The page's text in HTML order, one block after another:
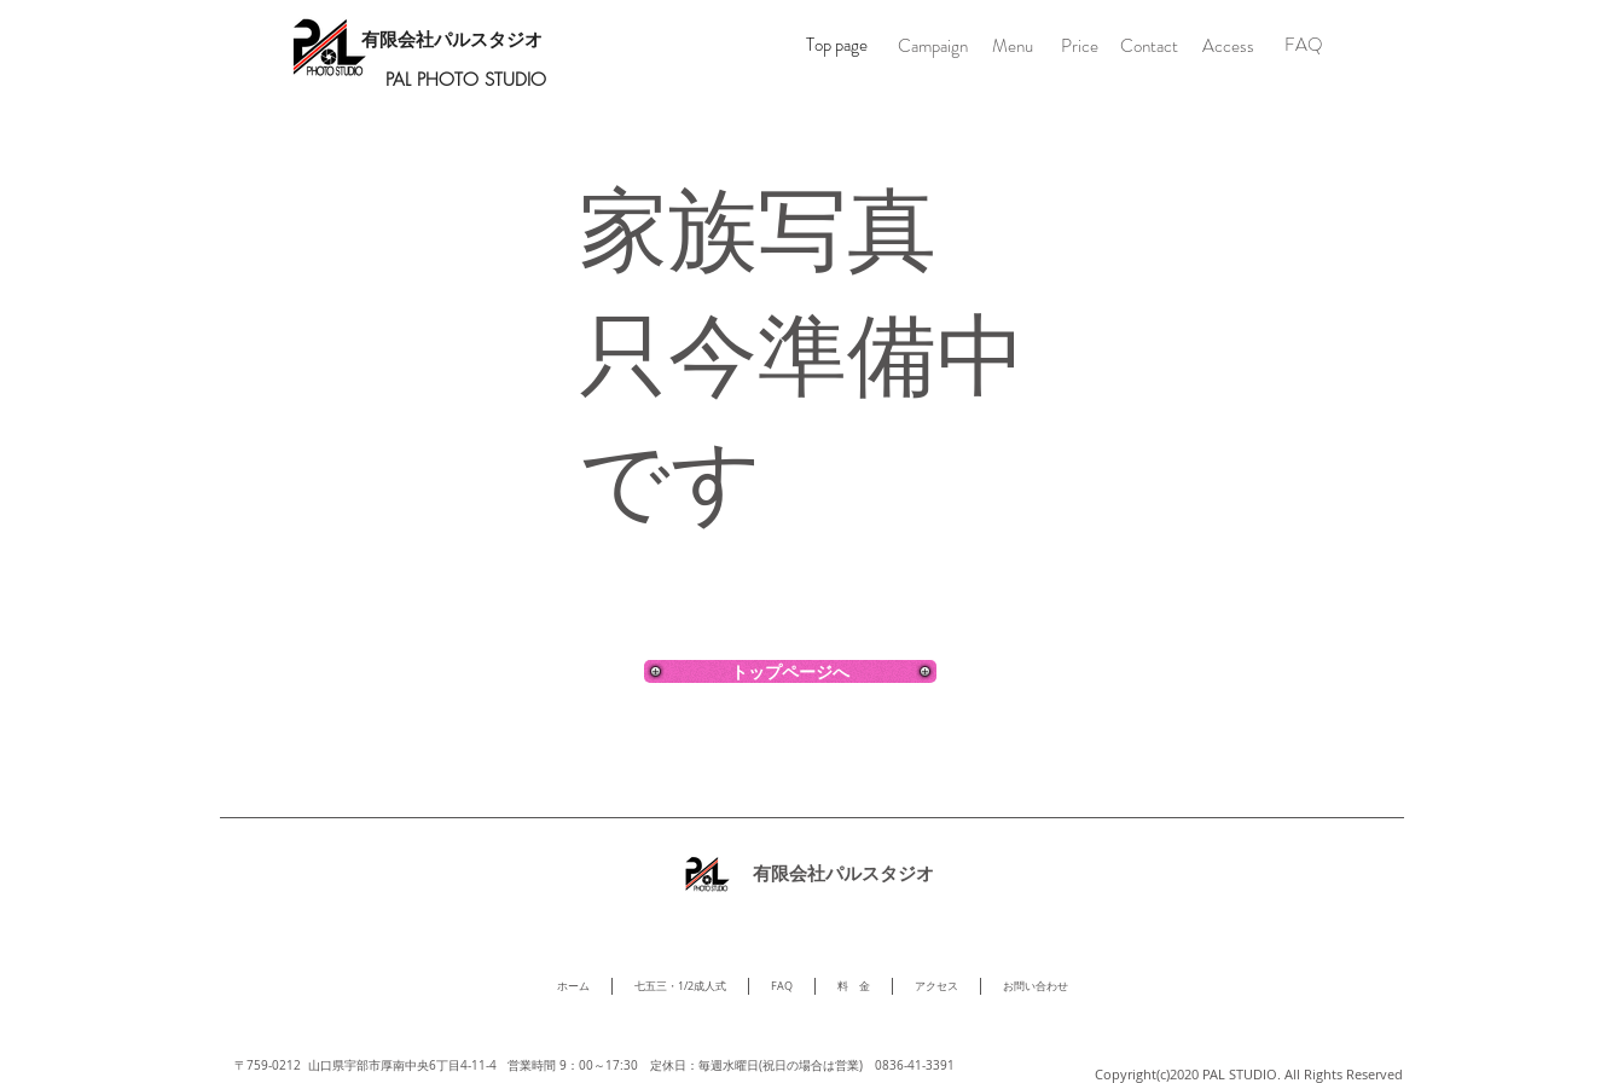
有限会社パルスタジオ
PAL PHOTO STUDIO
Top page Campaign Menu Price Contact Access FAQ
​家族写真
只今準備中
です
トップページへ
有限会社パルスタジオ
ホーム 七五三・1/2成人式 FAQ 料 金 アクセス お問い合わせ
〒759-0212 山口県宇部市厚南中央6丁目4-11-4 営業時間 9：00～17:30 定休日：毎週水曜日(祝日の場合は営業) 0836-41-3391 Copyright(c)2020 PAL STUDIO. All Rights Reserved